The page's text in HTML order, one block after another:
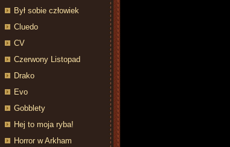
Był sobie człowiek
Cluedo
CV
Czerwony Listopad
Drako
Evo
Gobblety
Hej to moja ryba!
Horror w Arkham